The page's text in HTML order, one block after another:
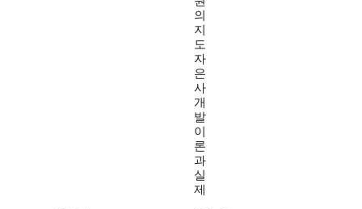
의
지
도
자
은
사
개
발
이
론
과
실
제